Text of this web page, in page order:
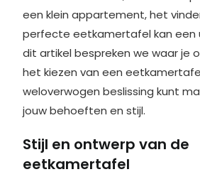
een klein appartement, het
perfecte eetkamertafel kan een
dit artikel bespreken we waar je
het kiezen van een
weloverwogen beslissing kunt
jouw behoeften en stijl.
Stijl en ontwerp van de
eetkamertafel